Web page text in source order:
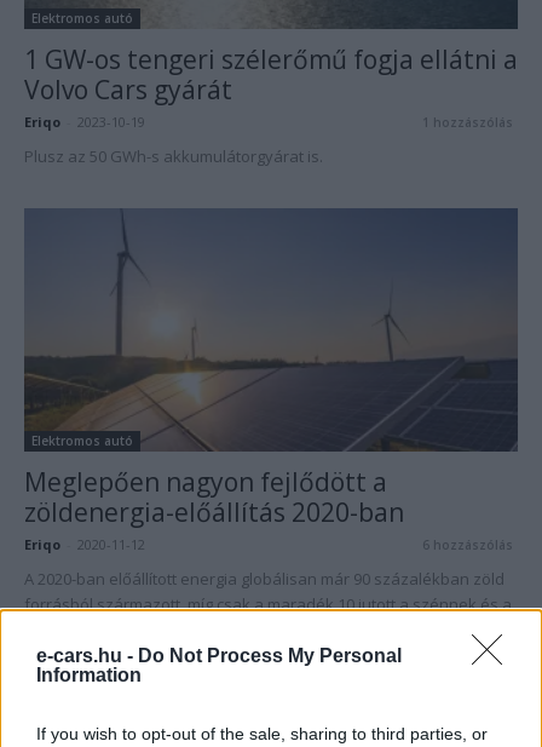
e-cars.hu - Do Not Process My Personal
Information
If you wish to opt-out of the sale, sharing to third parties, or
Elektromos autó
1 GW-os tengeri szélerőmű fogja ellátni a
Volvo Cars gyárát
Eriqo 2023-10-19 1 hozzászólás
Plusz az 50 GWh-s akkumulátorgyárat is.
Elektromos autó
Meglepően nagyon fejlődött a
zöldenergia-előállítás 2020-ban
Eriqo 2020-11-12 6 hozzászólás
A 2020-ban előállított energia globálisan már 90 százalékban zöld
forrásból származott, míg csak a maradék 10 jutott a szénnek és a